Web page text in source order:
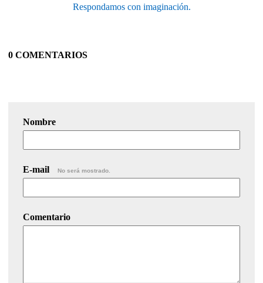
Respondamos con imaginación.
0 COMENTARIOS
Nombre
E-mail No será mostrado.
Comentario